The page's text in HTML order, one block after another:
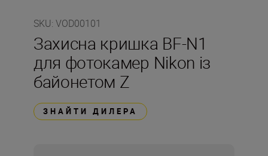
SKU: VOD00101
Захисна кришка BF-N1
для фотокамер Nikon із
байонетом Z
ЗНАЙТИ ДИЛЕРА